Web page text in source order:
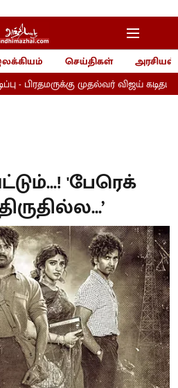
செய்திகள்
அரசியல்
முதல்வர் விஜய் கடிதம்
'பேரெக்